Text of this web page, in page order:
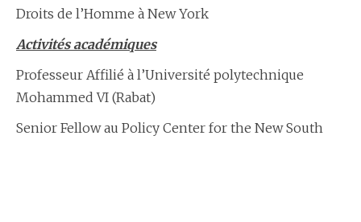
Droits de l’Homme à New York
Activités académiques
Professeur Affilié à l’Université polytechnique
Mohammed VI (Rabat)
Senior Fellow au Policy Center for the New South